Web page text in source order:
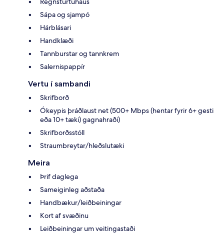
Sápa og sjampó
Hárblásari
Handklæði
Tannburstar og tannkrem
Salernispappír
Vertu í sambandi
Skrifborð
Ókeypis þráðlaust net (500+ Mbps (hentar fyrir 6+ gesti
eða 10+ tæki) gagnahraði)
Skrifborðsstóll
Straumbreytar/hleðslutæki
Meira
Þrif daglega
Sameiginleg aðstaða
Handbækur/leiðbeiningar
Kort af svæðinu
Leiðbeiningar um veitingastaði